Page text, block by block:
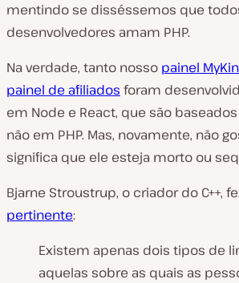
mentindo se disséssemos que
desenvolvedores amam PHP.
Na verdade, tanto nosso painel
painel de afiliados foram
em Node e React, que são
não em PHP. Mas, novamente, não
significa que ele esteja morto ou
Bjarne Stroustrup, o criador do C++,
pertinente:
Existem apenas dois tipos de
aquelas sobre as quais as